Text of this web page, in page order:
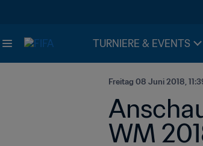
TURNIERE & EVENTS
Freitag 08 Juni 2018,
WM